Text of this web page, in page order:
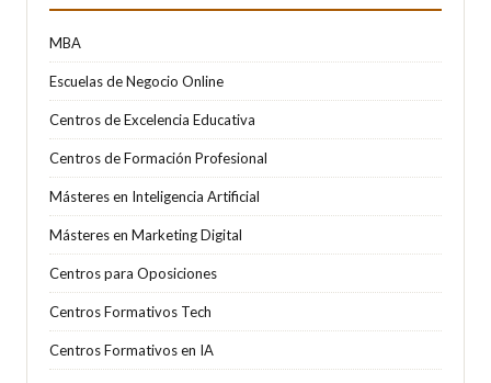
MBA
Escuelas de Negocio Online
Centros de Excelencia Educativa
Centros de Formación Profesional
Másteres en Inteligencia Artificial
Másteres en Marketing Digital
Centros para Oposiciones
Centros Formativos Tech
Centros Formativos en IA